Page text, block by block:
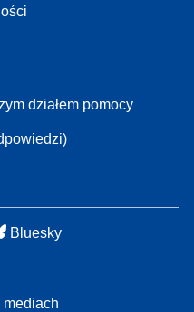
działem pomocy
Bluesky
mediach